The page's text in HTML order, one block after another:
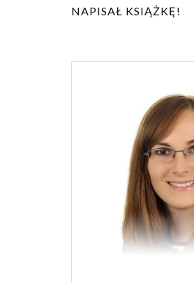
NAPISAŁ KSIĄŻKĘ!